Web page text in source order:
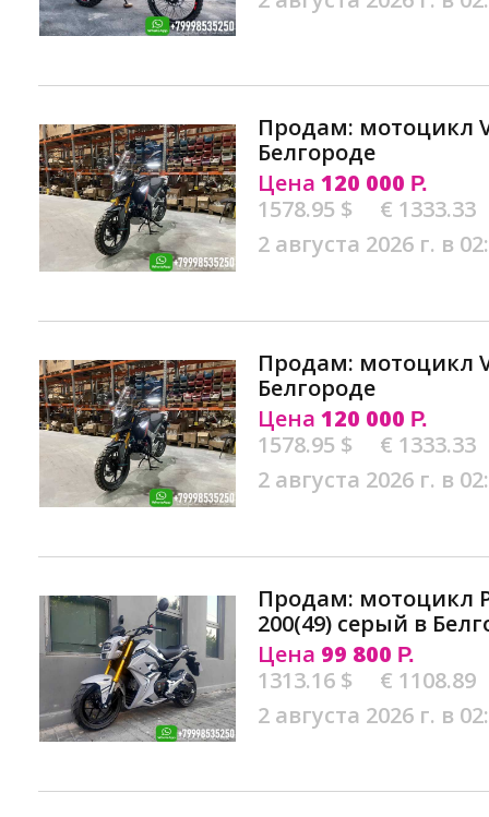
Продам: мотоцикл
Белгороде
Цена 120 000 Р.
1578.95 $
€ 1333.33
2 августа 2026 г. в
Продам: мотоцикл
Белгороде
Цена 120 000 Р.
1578.95 $
€ 1333.33
2 августа 2026 г. в
Продам: мотоцикл
200(49) серый в
Цена 99 800 Р.
1313.16 $
€ 1108.89
2 августа 2026 г. в